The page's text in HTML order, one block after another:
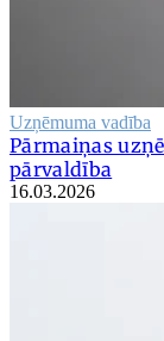
Uzņēmuma vadība
Pārmaiņas
pārvaldība
16.03.2026